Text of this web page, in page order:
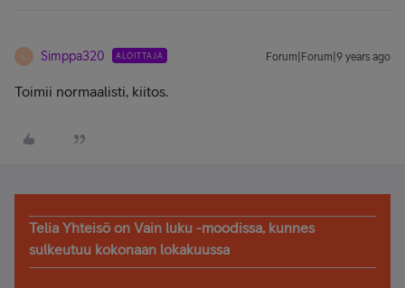
S Simppa320 ALOITTAJA Forum|Forum|9 years ago
Toimii normaalisti, kiitos.
Telia Yhteisö on Vain luku -moodissa, kunnes
sulkeutuu kokonaan lokakuussa